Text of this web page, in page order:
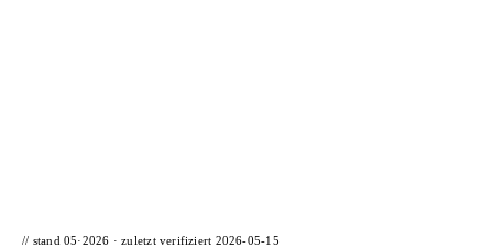
// stand 05·2026 · zuletzt verifiziert 2026-05-15